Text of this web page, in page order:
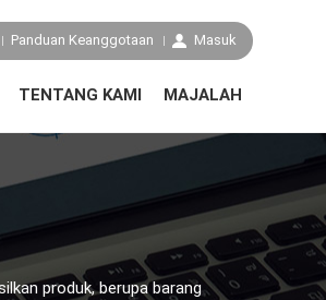
TENTANG KAMI MAJALAH
Panduan Keanggotaan Masuk
produk, berupa barang